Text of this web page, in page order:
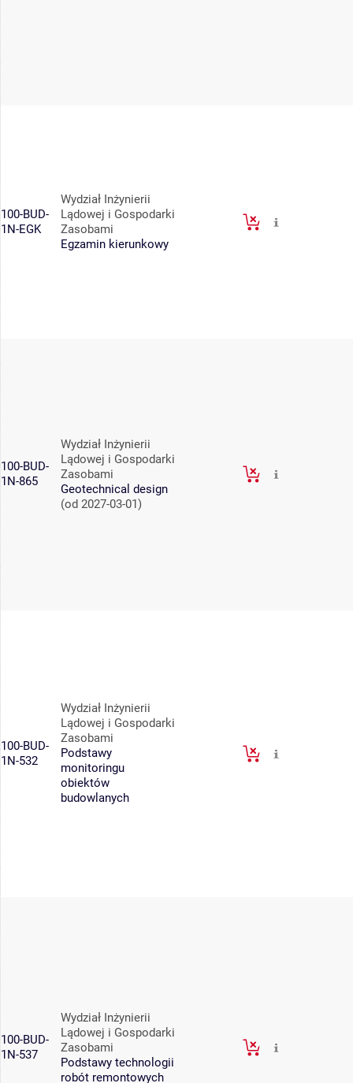
100-BUD-
1N-EGK
Wydział Inżynierii
Lądowej i Gospodarki
Zasobami
Egzamin kierunkowy
100-BUD-
1N-865
Wydział Inżynierii
Lądowej i Gospodarki
Zasobami
Geotechnical design
(od 2027-03-01)
100-BUD-
1N-532
Wydział Inżynierii
Lądowej i Gospodarki
Zasobami
Podstawy
monitoringu
obiektów
budowlanych
100-BUD-
1N-537
Wydział Inżynierii
Lądowej i Gospodarki
Zasobami
Podstawy technologii
robót remontowych